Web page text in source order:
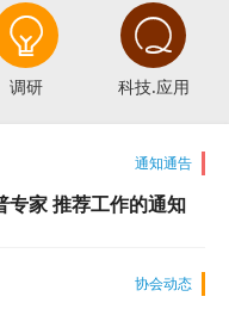

调研

科技.应用
通知通告
专家 推荐工作的通知
协会动态